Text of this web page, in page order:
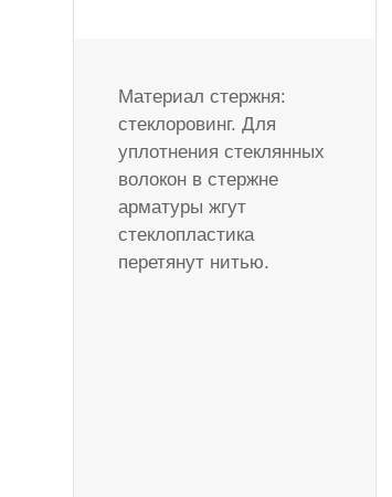
Материал стержня:
стеклоровинг. Для
уплотнения стеклянных
волокон в стержне
арматуры жгут
стеклопластика
перетянут нитью.